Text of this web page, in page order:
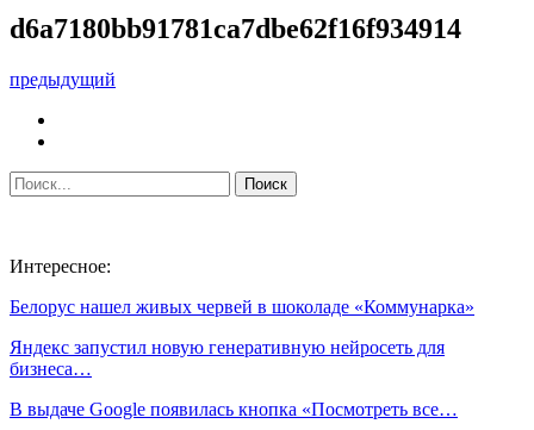
d6a7180bb91781ca7dbe62f16f934914
предыдущий
Интересное:
Белорус нашел живых червей в шоколаде «Коммунарка»
Яндекс запустил новую генеративную нейросеть для
бизнеса…
В выдаче Google появилась кнопка «Посмотреть все…